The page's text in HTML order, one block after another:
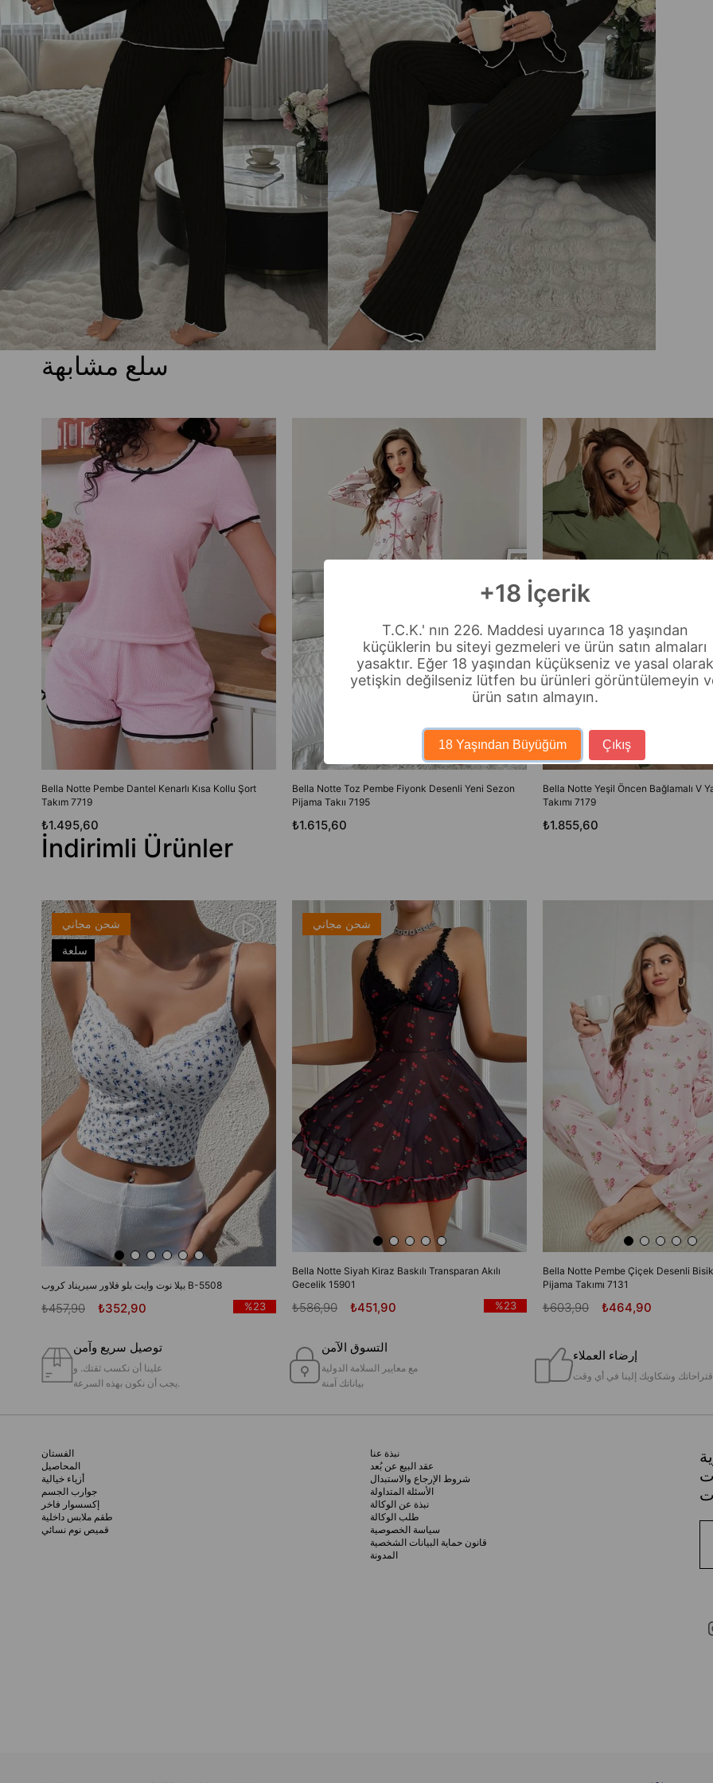
سلع مشابهة
Bella Notte Pembe Dantel Kenarlı Kısa Kollu Şort
Takım 7719
₺1.495,60
Bella Notte Toz Pembe Fiyonk Desenli Yeni Sezon
Pijama Takıı 7195
₺1.615,60
Bella Notte Yeşil Öncen Bağlamalı V
Takımı 7179
₺1.855,60
İndirimli Ürünler
بيلا نوت وايت بلو فلاور سيريناد كروب B-5508
₺352,90
₺457,90 %23
شحن مجاني
سلعة
جديدة
Bella Notte Siyah Kiraz Baskılı Transparan Akılı
Gecelik 15901
₺451,90
₺586,90 %23
شحن مجاني
Bella Notte Pembe Çiçek Desenli
Pijama Takımı 7131
₺464,90
₺603,90
توصيل سريع وآمن
علينا أن نكسب ثقتك. و
يجب أن نكون بهذه السرعة.
التسوق الآمن
مع معايير السلامة الدولية
بياناتك آمنة
إرضاء العملاء
وشكاويك إلينا في أي وقت
الفستان
المحاصيل
أزياء خيالية
جوارب الجسم
إكسسوار فاخر
طقم ملابس داخلية
قميص نوم نسائي
نبذة عنا
عقد البيع عن بُعد
شروط الإرجاع والاستبدال
الأسئلة المتداولة
نبذة عن الوكالة
طلب الوكالة
سياسة الخصوصية
قانون حماية البيانات الشخصية
المدونة
+18 İçerik
T.C.K.' nın 226. Maddesi uyarınca 18 yaşından
küçüklerin bu siteyi gezmeleri ve ürün satın almaları
yasaktır. Eğer 18 yaşından küçükseniz ve yasal olarak
yetişkin değilseniz lütfen bu ürünleri görüntülemeyin
ürün satın almayın.
18 Yaşından Büyüğüm Çıkış